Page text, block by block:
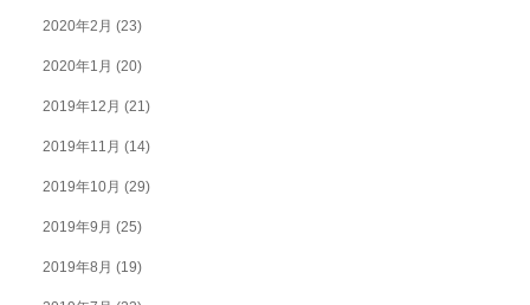
2020年2月 (23)
2020年1月 (20)
2019年12月 (21)
2019年11月 (14)
2019年10月 (29)
2019年9月 (25)
2019年8月 (19)